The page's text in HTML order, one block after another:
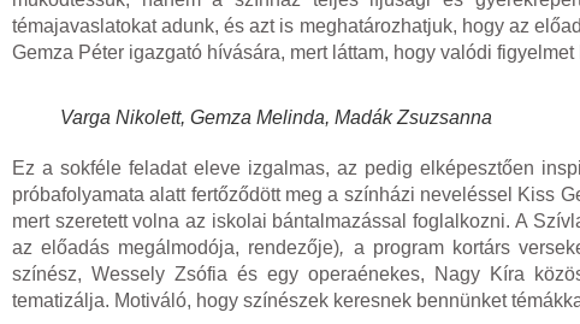
témajavaslatokat adunk, és azt is meghatározhatjuk, hogy az
Gemza Péter igazgató hívására, mert láttam, hogy valódi
Varga Nikolett, Gemza Melinda, Madák Zsuzsanna
Ez a sokféle feladat eleve izgalmas, az pedig elképesztően
próbafolyamata alatt fertőződött meg a színházi neveléssel Kiss
mert szeretett volna az iskolai bántalmazással foglalkozni. A
az előadás megálmodója, rendezője), a program kortárs
színész, Wessely Zsófia és egy operaénekes, Nagy Kíra
tematizálja. Motiváló, hogy színészek keresnek bennünket